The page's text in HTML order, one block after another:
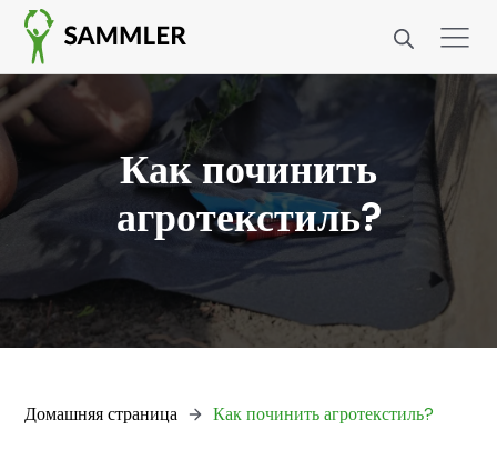
Как починить
агротекстиль?
Домашняя страница Как починить агротекстиль?